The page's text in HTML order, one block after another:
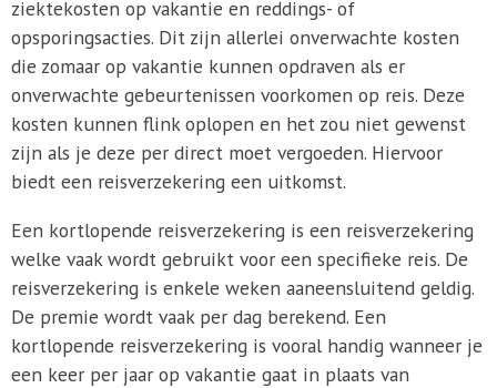
ziektekosten op vakantie en reddings- of
opsporingsacties. Dit zijn allerlei onverwachte kosten
die zomaar op vakantie kunnen opdraven als er
onverwachte gebeurtenissen voorkomen op reis. Deze
kosten kunnen flink oplopen en het zou niet gewenst
zijn als je deze per direct moet vergoeden. Hiervoor
biedt een reisverzekering een uitkomst.
Een kortlopende reisverzekering is een reisverzekering
welke vaak wordt gebruikt voor een specifieke reis. De
reisverzekering is enkele weken aaneensluitend geldig.
De premie wordt vaak per dag berekend. Een
kortlopende reisverzekering is vooral handig wanneer je
een keer per jaar op vakantie gaat in plaats van